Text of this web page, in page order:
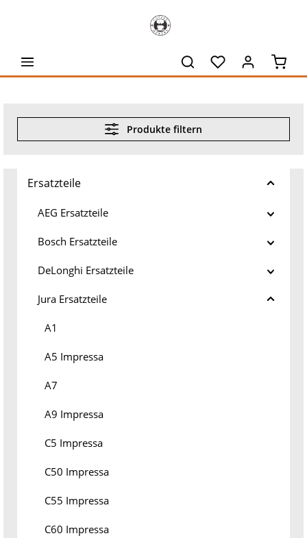
Produkte filtern
Ersatzteile
AEG Ersatzteile
Bosch Ersatzteile
DeLonghi Ersatzteile
Jura Ersatzteile
A1
A5 Impressa
A7
A9 Impressa
C5 Impressa
C50 Impressa
C55 Impressa
C60 Impressa